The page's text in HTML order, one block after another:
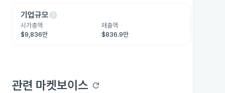
기업규모help
시가총액
$9,836만
매출액
$836.9만
관련 마켓보이스 refresh